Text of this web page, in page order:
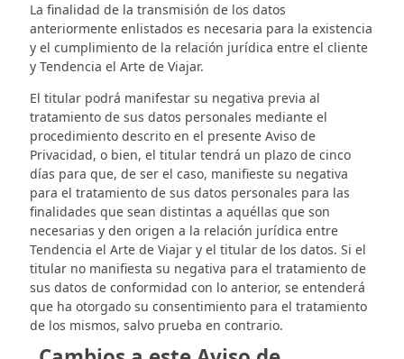
La finalidad de la transmisión de los datos
anteriormente enlistados es necesaria para la existencia
y el cumplimiento de la relación jurídica entre el cliente
y Tendencia el Arte de Viajar.
El titular podrá manifestar su negativa previa al
tratamiento de sus datos personales mediante el
procedimiento descrito en el presente Aviso de
Privacidad, o bien, el titular tendrá un plazo de cinco
días para que, de ser el caso, manifieste su negativa
para el tratamiento de sus datos personales para las
finalidades que sean distintas a aquéllas que son
necesarias y den origen a la relación jurídica entre
Tendencia el Arte de Viajar y el titular de los datos. Si el
titular no manifiesta su negativa para el tratamiento de
sus datos de conformidad con lo anterior, se entenderá
que ha otorgado su consentimiento para el tratamiento
de los mismos, salvo prueba en contrario.